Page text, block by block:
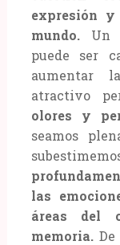
expresión
mundo.Un
puede ser
aumentar
atractivo
olores y
seamos
las
áreas del
memoria.